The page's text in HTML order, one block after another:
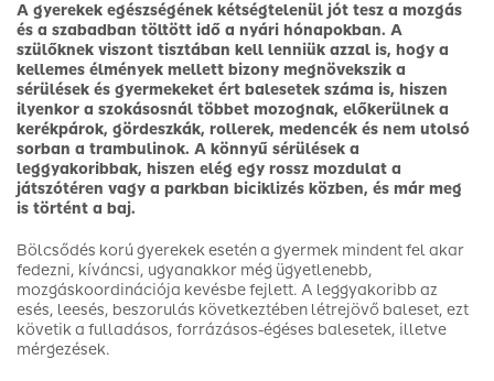
A gyerekek egészségének kétségtelenül jót tesz a mozgás
és a szabadban töltött idő a nyári hónapokban. A
szülőknek viszont tisztában kell lenniük azzal is, hogy a
kellemes élmények mellett bizony megnövekszik a
sérülések és gyermekeket ért balesetek száma is, hiszen
ilyenkor a szokásosnál többet mozognak, előkerülnek a
kerékpárok, gördeszkák, rollerek, medencék és nem utolsó
sorban a trambulinok. A könnyű sérülések a
leggyakoribbak, hiszen elég egy rossz mozdulat a
játszótéren vagy a parkban biciklizés közben, és már meg
is történt a baj.
Bölcsődés korú gyerekek esetén a gyermek mindent fel akar
fedezni, kíváncsi, ugyanakkor még ügyetlenebb,
mozgáskoordinációja kevésbe fejlett. A leggyakoribb az
esés, leesés, beszorulás következtében létrejövő baleset, ezt
követik a fulladásos, forrázásos-égéses balesetek, illetve
mérgezések.